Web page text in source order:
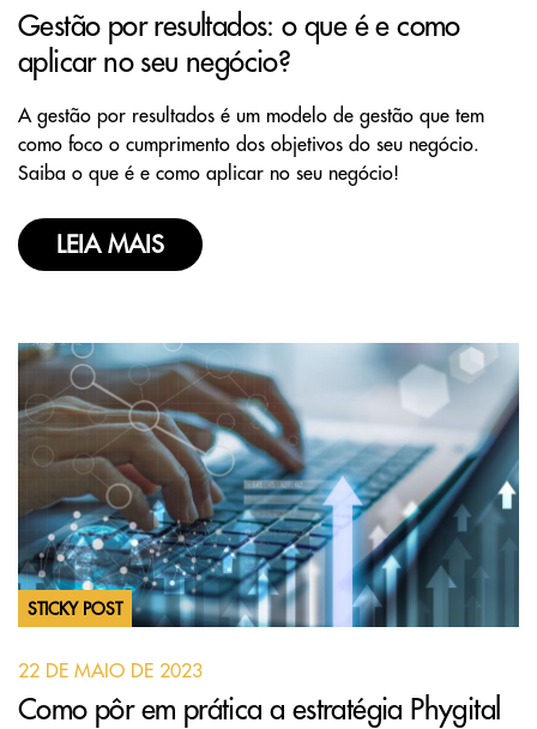
Gestão por resultados: o que é e como
aplicar no seu negócio?
A gestão por resultados é um modelo de gestão que tem
como foco o cumprimento dos objetivos do seu negócio.
Saiba o que é e como aplicar no seu negócio!
LEIA MAIS
STICKY POST
22 DE MAIO DE 2023
Como pôr em prática a estratégia Phygital